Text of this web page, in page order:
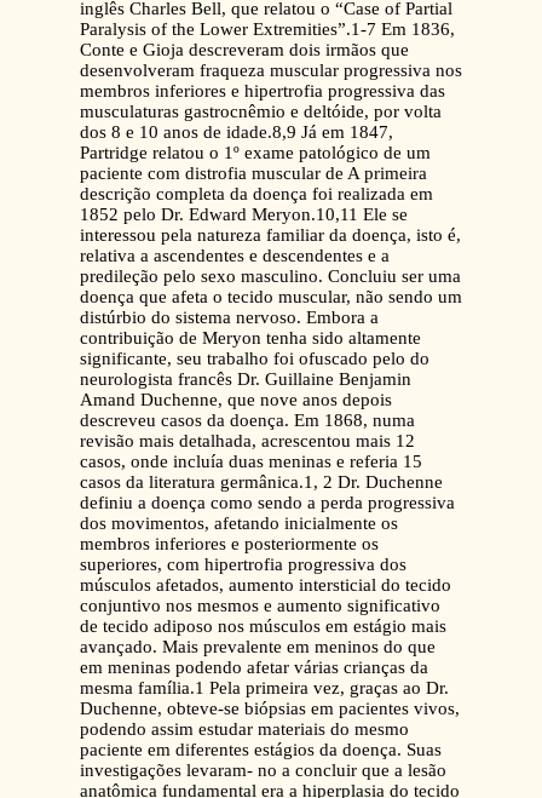
inglês Charles Bell, que relatou o “Case of Partial
Paralysis of the Lower Extremities”.1-7 Em 1836,
Conte e Gioja descreveram dois irmãos que
desenvolveram fraqueza muscular progressiva nos
membros inferiores e hipertrofia progressiva das
musculaturas gastrocnêmio e deltóide, por volta
dos 8 e 10 anos de idade.8,9 Já em 1847,
Partridge relatou o 1º exame patológico de um
paciente com distrofia muscular de A primeira
descrição completa da doença foi realizada em
1852 pelo Dr. Edward Meryon.10,11 Ele se
interessou pela natureza familiar da doença, isto é,
relativa a ascendentes e descendentes e a
predileção pelo sexo masculino. Concluiu ser uma
doença que afeta o tecido muscular, não sendo um
distúrbio do sistema nervoso. Embora a
contribuição de Meryon tenha sido altamente
significante, seu trabalho foi ofuscado pelo do
neurologista francês Dr. Guillaine Benjamin
Amand Duchenne, que nove anos depois
descreveu casos da doença. Em 1868, numa
revisão mais detalhada, acrescentou mais 12
casos, onde incluía duas meninas e referia 15
casos da literatura germânica.1, 2 Dr. Duchenne
definiu a doença como sendo a perda progressiva
dos movimentos, afetando inicialmente os
membros inferiores e posteriormente os
superiores, com hipertrofia progressiva dos
músculos afetados, aumento intersticial do tecido
conjuntivo nos mesmos e aumento significativo
de tecido adiposo nos músculos em estágio mais
avançado. Mais prevalente em meninos do que
em meninas podendo afetar várias crianças da
mesma família.1 Pela primeira vez, graças ao Dr.
Duchenne, obteve-se biópsias em pacientes vivos,
podendo assim estudar materiais do mesmo
paciente em diferentes estágios da doença. Suas
investigações levaram- no a concluir que a lesão
anatômica fundamental era a hiperplasia do tecido